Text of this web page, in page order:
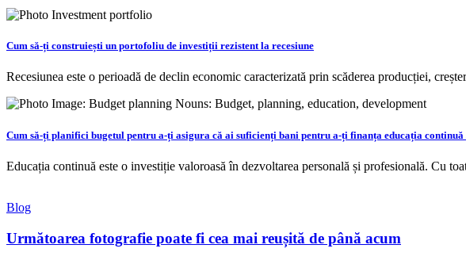
Cum să-ți construiești un portofoliu de investiții rezistent la recesiune
Recesiunea este o perioadă de declin economic caracterizată prin scăderea producției,
Cum să-ți planifici bugetul pentru a-ți asigura că ai suficienți bani pentru a-ți finanța educația continuă
Educația continuă este o investiție valoroasă în dezvoltarea personală și profesională. Cu
Blog
Următoarea fotografie poate fi cea mai reușită de până acum